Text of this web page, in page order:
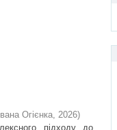
Огієнка, 2026)
підходу до